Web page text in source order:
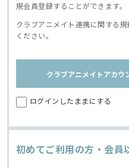
規会員登録することができます。
クラブアニメイト連携に関する
ください。
クラブアニメイトアカウ
ログインしたままにする
初めてご利用の方・会員